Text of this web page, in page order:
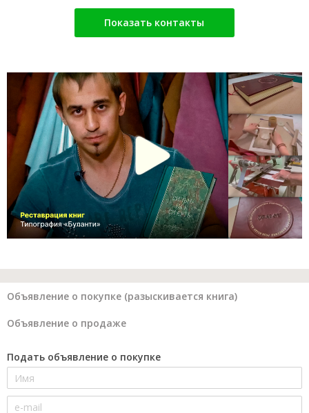
Показать контакты
Объявление о покупке (разыскивается книга)
Объявление о продаже
Подать объявление о покупке